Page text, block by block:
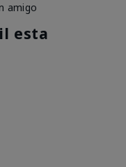
amigo
esta